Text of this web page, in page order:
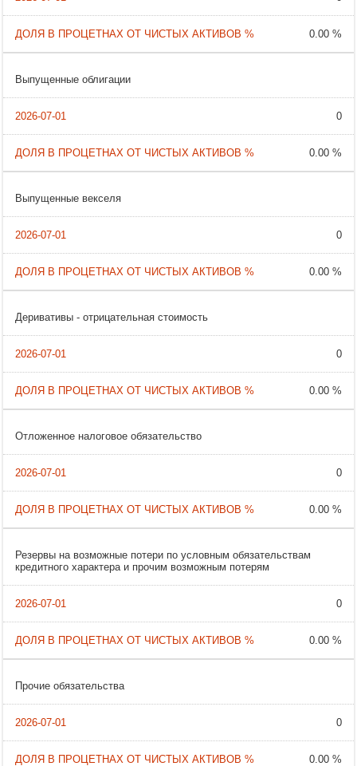
0.00 %
Выпущенные облигации
0
0.00 %
Выпущенные векселя
0
0.00 %
Деривативы - отрицательная стоимость
0
0.00 %
Отложенное налоговое обязательство
0
0.00 %
Резервы на возможные потери по условным обязательствам
кредитного характера и прочим возможным потерям
0
0.00 %
Прочие обязательства
0
0.00 %